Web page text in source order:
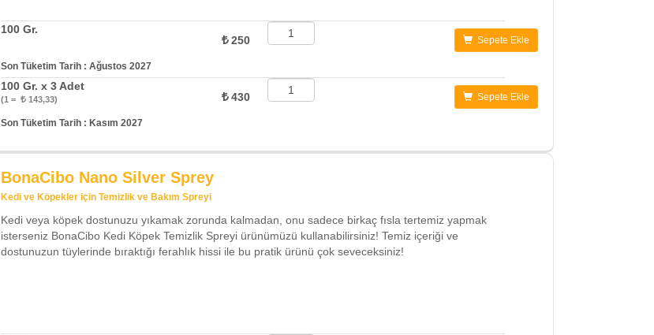
100 Gr.
250
Sepete Ekle
Son Tüketim Tarih : Ağustos 2027
100 Gr. x 3 Adet
(1 = 143,33) 430 Sepete Ekle
Son Tüketim Tarih : Kasım 2027
BonaCibo Nano Silver Sprey
Kedi ve Köpekler için Temizlik ve Bakım Spreyi
Kedi veya köpek dostunuzu yıkamak zorunda kalmadan, onu sadece birkaç fısla tertemiz yapmak
isterseniz BonaCibo Kedi Köpek Temizlik Spreyi ürünümüzü kullanabilirsiniz! Temiz içeriği ve
dostunuzun tüylerinde bıraktığı ferahlık hissi ile bu pratik ürünü çok seveceksiniz!